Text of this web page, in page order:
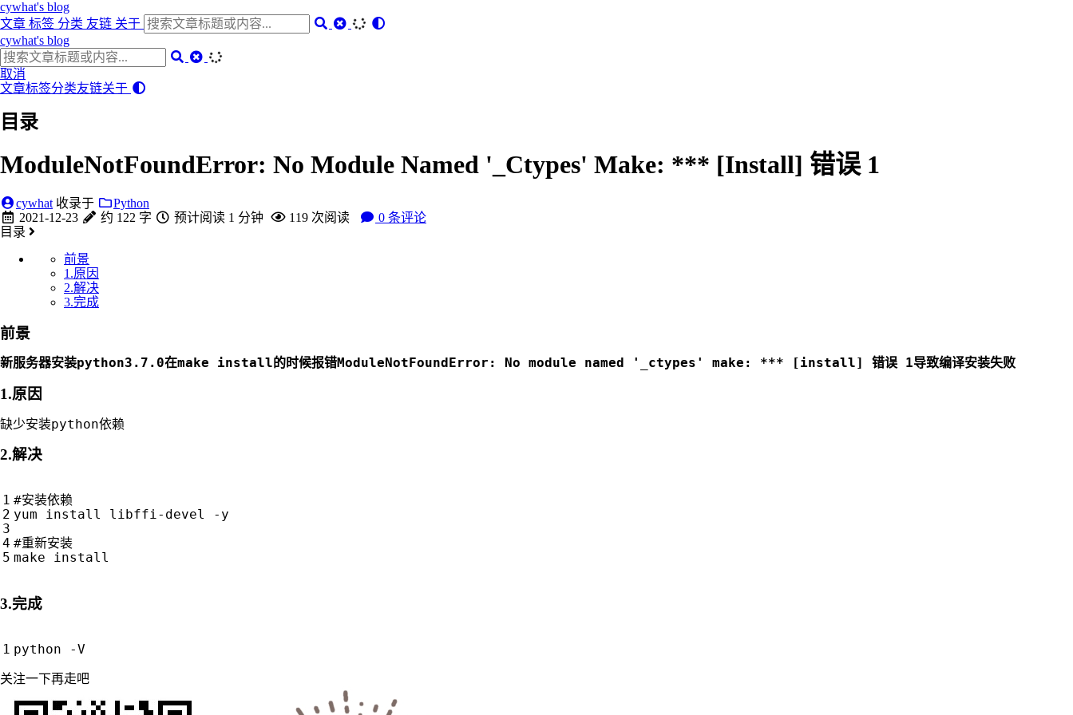
cywhat's blog
文章 标签 分类 友链 关于
cywhat's blog
取消
文章标签分类友链关于
目录
ModuleNotFoundError: No Module Named '_Ctypes' Make: *** [Install] 错误 1
cywhat 收录于
Python
2021-12-23
约 122 字 预计阅读 1 分钟 119 次阅读 0 条评论
目录
前景
1.原因
2.解决
3.完成
前景
新服务器安装python3.7.0在make install的时候报错ModuleNotFoundError: No module named '_ctypes' make: *** [install] 错误 1导致编译安装失败
1.原因
缺少安装python依赖
2.解决
#安装依赖
yum install libffi-devel -y
#重新安装
3.完成
关注一下再走吧